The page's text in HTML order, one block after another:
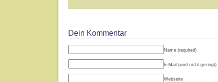
Dein Kommentar
Name (required)
E-Mail (wird nicht gezeigt)
Webseite